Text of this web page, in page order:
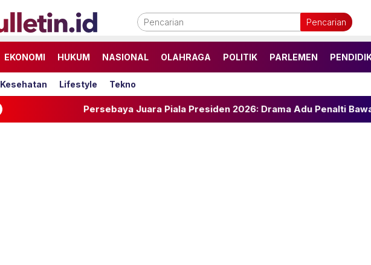
Pencarian
EKONOMI HUKUM NASIONAL OLAHRAGA POLITIK PARLEMEN
Kesehatan Lifestyle Tekno
Persebaya Juara Piala Presiden 2026: Drama Adu Penalti Bawa Trofi Perdana